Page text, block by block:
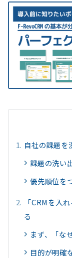
自社の課題を
課題の洗い
優先順位を
「CRMを入
る
まず、「な
目的が明確